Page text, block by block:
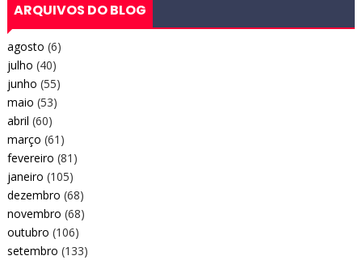
ARQUIVOS DO BLOG
agosto (6)
julho (40)
junho (55)
maio (53)
abril (60)
março (61)
fevereiro (81)
janeiro (105)
dezembro (68)
novembro (68)
outubro (106)
setembro (133)